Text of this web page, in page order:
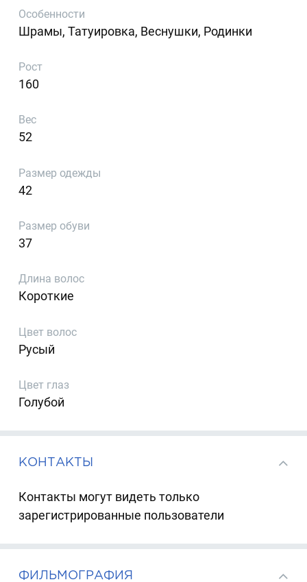
Особенности
Шрамы, Татуировка, Веснушки, Родинки
Рост
160
Вес
52
Размер одежды
42
Размер обуви
37
Длина волос
Короткие
Цвет волос
Русый
Цвет глаз
Голубой
КОНТАКТЫ
Контакты могут видеть только
зарегистрированные пользователи
ФИЛЬМОГРАФИЯ